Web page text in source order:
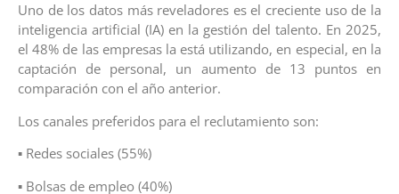
Uno de los datos más reveladores es el creciente uso de la
inteligencia artificial (IA) en la gestión del talento. En 2025,
el 48% de las empresas la está utilizando, en especial, en la
captación de personal, un aumento de 13 puntos en
comparación con el año anterior.
Los canales preferidos para el reclutamiento son:
▪ Redes sociales (55%)
▪ Bolsas de empleo (40%)